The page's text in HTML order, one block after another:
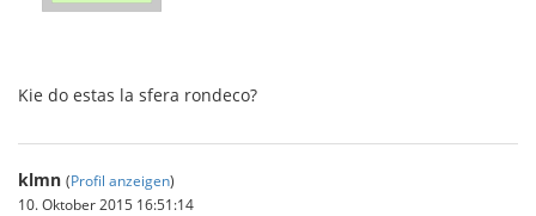
Kie do estas la sfera rondeco?
klmn (Profil anzeigen)
10. Oktober 2015 16:51:14